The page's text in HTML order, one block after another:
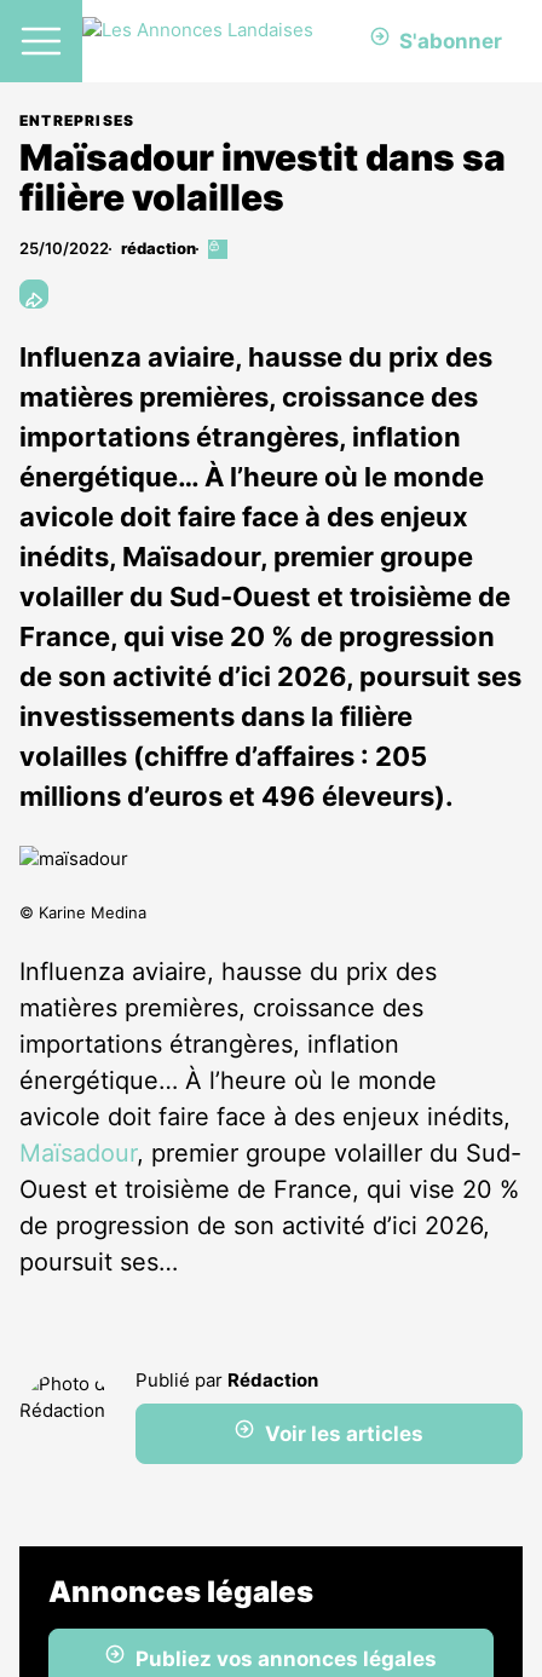
S'abonner
ENTREPRISES
Maïsadour investit dans sa
filière volailles
25/10/2022 rédaction
Cet
aux
abonnés
Influenza aviaire, hausse du prix des
matières premières, croissance des
importations étrangères, inflation
énergétique… À l’heure où le monde
avicole doit faire face à des enjeux
inédits, Maïsadour, premier groupe
volailler du Sud-Ouest et troisième de
France, qui vise 20 % de progression
de son activité d’ici 2026, poursuit ses
investissements dans la filière
volailles (chiffre d’affaires : 205
millions d’euros et 496 éleveurs).
© Karine Medina
Influenza aviaire, hausse du prix des
matières premières, croissance des
importations étrangères, inflation
énergétique… À l’heure où le monde
avicole doit faire face à des enjeux inédits,
Maïsadour, premier groupe volailler du Sud-
Ouest et troisième de France, qui vise 20 %
de progression de son activité d’ici 2026,
poursuit ses…
Publié par Rédaction
Voir les articles
Annonces légales
Publiez vos annonces légales